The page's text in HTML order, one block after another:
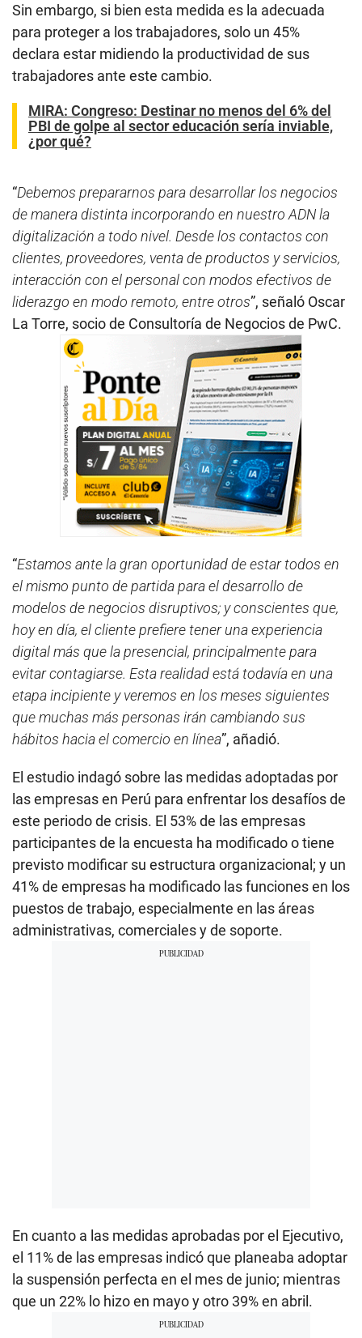
Sin embargo, si bien esta medida es la adecuada
para proteger a los trabajadores, solo un 45%
declara estar midiendo la productividad de sus
trabajadores ante este cambio.
MIRA: Congreso: Destinar no menos del 6% del
PBI de golpe al sector educación sería inviable,
¿por qué?
“Debemos prepararnos para desarrollar los negocios
de manera distinta incorporando en nuestro ADN la
digitalización a todo nivel. Desde los contactos con
clientes, proveedores, venta de productos y servicios,
interacción con el personal con modos efectivos de
liderazgo en modo remoto, entre otros”, señaló Oscar
La Torre, socio de Consultoría de Negocios de PwC.
“Estamos ante la gran oportunidad de estar todos en
el mismo punto de partida para el desarrollo de
modelos de negocios disruptivos; y conscientes que,
hoy en día, el cliente prefiere tener una experiencia
digital más que la presencial, principalmente para
evitar contagiarse. Esta realidad está todavía en una
etapa incipiente y veremos en los meses siguientes
que muchas más personas irán cambiando sus
hábitos hacia el comercio en línea”, añadió.
El estudio indagó sobre las medidas adoptadas por
las empresas en Perú para enfrentar los desafíos de
este periodo de crisis. El 53% de las empresas
participantes de la encuesta ha modificado o tiene
previsto modificar su estructura organizacional; y un
41% de empresas ha modificado las funciones en los
puestos de trabajo, especialmente en las áreas
administrativas, comerciales y de soporte.
En cuanto a las medidas aprobadas por el Ejecutivo,
el 11% de las empresas indicó que planeaba adoptar
la suspensión perfecta en el mes de junio; mientras
que un 22% lo hizo en mayo y otro 39% en abril.